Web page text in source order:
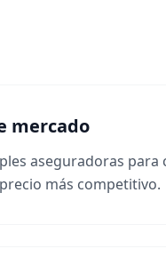
mercado
aseguradoras para
más competitivo.